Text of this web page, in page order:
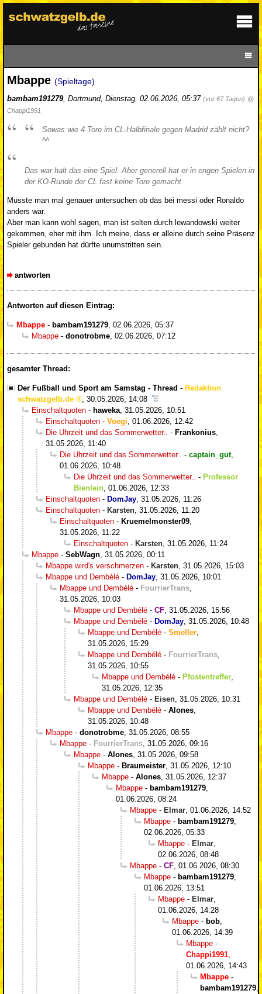
Mbappe (Spieltage)
bambam191279, Dortmund, Dienstag, 02.06.2026, 05:37 (vor 67 Tagen) @
Chappi1991
Sowas wie 4 Tore im CL-Halbfinale gegen Madrid zählt nicht?
^^
Das war halt das eine Spiel. Aber generell hat er in engen Spielen in
der KO-Runde der CL fast keine Tore gemacht.
Müsste man mal genauer untersuchen ob das bei messi oder Ronaldo
anders war.
Aber man kann wohl sagen, man ist selten durch lewandowski weiter
gekommen, eher mit ihm. Ich meine, dass er alleine durch seine Präsenz
Spieler gebunden hat dürfte unumstritten sein.
antworten
Antworten auf diesen Eintrag:
Mbappe - bambam191279, 02.06.2026, 05:37
Mbappe - donotrobme, 02.06.2026, 07:12
gesamter Thread:
Der Fußball und Sport am Samstag - Thread - Redaktion
schwatzgelb.de
, 30.05.2026, 14:08
Einschaltquoten - haweka, 31.05.2026, 10:51
Einschaltquoten - Voegi, 01.06.2026, 12:42
Die Uhrzeit und das Sommerwetter.. - Frankonius,
31.05.2026, 11:40
Die Uhrzeit und das Sommerwetter.. - captain_gut,
01.06.2026, 10:48
Die Uhrzeit und das Sommerwetter.. - Professor
Bienlein, 01.06.2026, 12:33
Einschaltquoten - DomJay, 31.05.2026, 11:26
Einschaltquoten - Karsten, 31.05.2026, 11:20
Einschaltquoten - Kruemelmonster09,
31.05.2026, 11:22
Einschaltquoten - Karsten, 31.05.2026, 11:24
Mbappe - SebWagn, 31.05.2026, 00:11
Mbappe wird's verschmerzen - Karsten, 31.05.2026, 15:03
Mbappe und Dembélé - DomJay, 31.05.2026, 10:01
Mbappe und Dembélé - FourrierTrans,
31.05.2026, 10:03
Mbappe und Dembélé - CF, 31.05.2026, 15:56
Mbappe und Dembélé - DomJay, 31.05.2026, 10:48
Mbappe und Dembélé - Smeller,
31.05.2026, 15:29
Mbappe und Dembélé - FourrierTrans,
31.05.2026, 10:55
Mbappe und Dembélé - Pfostentreffer,
31.05.2026, 12:35
Mbappe und Dembélé - Eisen, 31.05.2026, 10:31
Mbappe und Dembélé - Alones,
31.05.2026, 10:48
Mbappe - donotrobme, 31.05.2026, 08:55
Mbappe - FourrierTrans, 31.05.2026, 09:16
Mbappe - Alones, 31.05.2026, 09:58
Mbappe - Braumeister, 31.05.2026, 12:10
Mbappe - Alones, 31.05.2026, 12:37
Mbappe - bambam191279,
01.06.2026, 08:24
Mbappe - Elmar, 01.06.2026, 14:52
Mbappe - bambam191279,
02.06.2026, 05:33
Mbappe - Elmar,
02.06.2026, 08:48
Mbappe - CF, 01.06.2026, 08:30
Mbappe - bambam191279,
01.06.2026, 13:51
Mbappe - Elmar,
01.06.2026, 14:28
Mbappe - bob,
01.06.2026, 14:39
Mbappe -
Chappi1991,
01.06.2026, 14:43
Mbappe -
bambam191279,